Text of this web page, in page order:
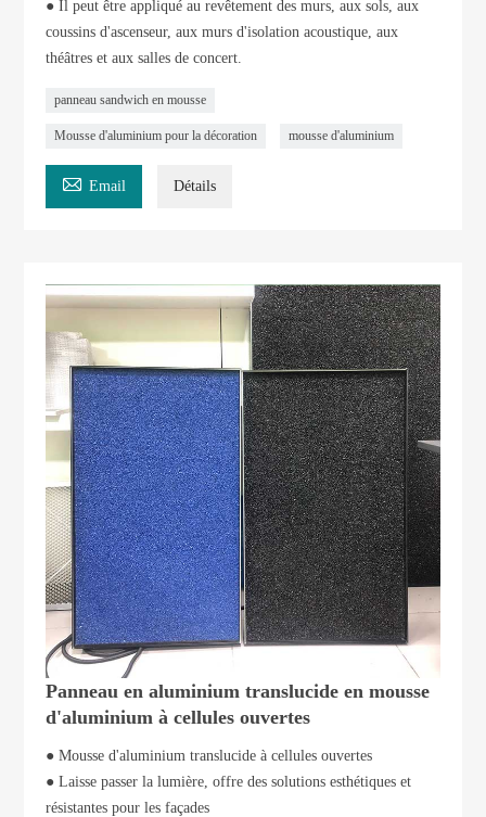
● Il peut être appliqué au revêtement des murs, aux sols, aux
coussins d'ascenseur, aux murs d'isolation acoustique, aux
théâtres et aux salles de concert.
panneau sandwich en mousse
Mousse d'aluminium pour la décoration mousse d'aluminium
 Email Détails
Panneau en aluminium translucide en mousse
d'aluminium à cellules ouvertes
● Mousse d'aluminium translucide à cellules ouvertes
● Laisse passer la lumière, offre des solutions esthétiques et
résistantes pour les façades